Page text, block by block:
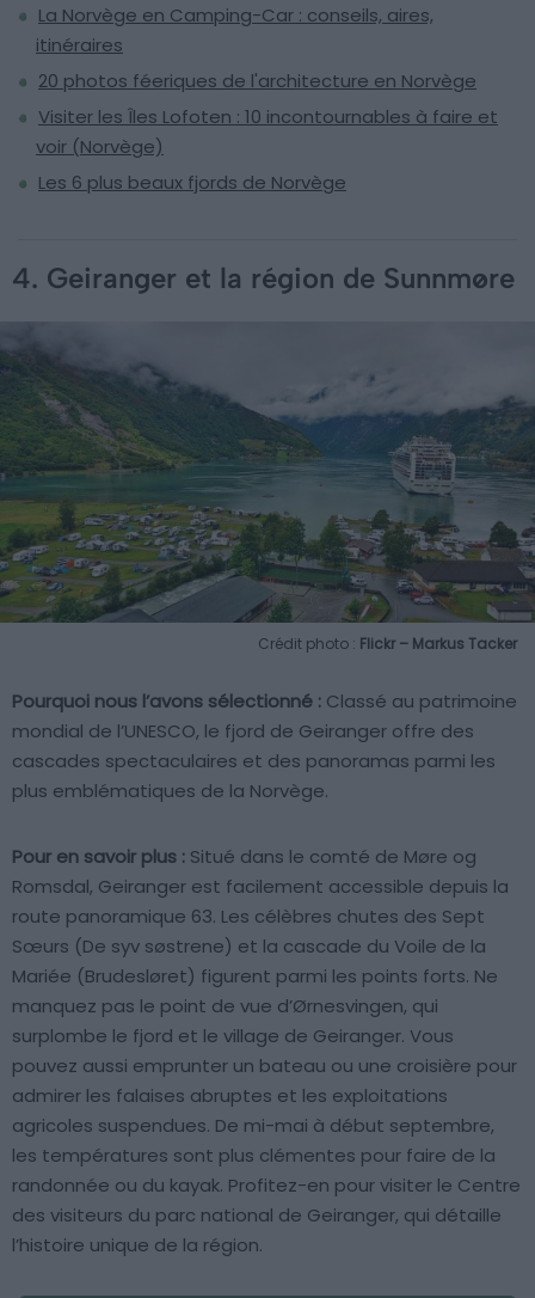
La Norvège en Camping-Car : conseils, aires,
itinéraires
20 photos féeriques de l'architecture en Norvège
Visiter les Îles Lofoten : 10 incontournables à faire et
voir (Norvège)
Les 6 plus beaux fjords de Norvège
4. Geiranger et la région de Sunnmøre
Crédit photo : Flickr – Markus Tacker
Pourquoi nous l’avons sélectionné : Classé au patrimoine
mondial de l’UNESCO, le fjord de Geiranger offre des
cascades spectaculaires et des panoramas parmi les
plus emblématiques de la Norvège.
Pour en savoir plus : Situé dans le comté de Møre og
Romsdal, Geiranger est facilement accessible depuis la
route panoramique 63. Les célèbres chutes des Sept
Sœurs (De syv søstrene) et la cascade du Voile de la
Mariée (Brudesløret) figurent parmi les points forts. Ne
manquez pas le point de vue d’Ørnesvingen, qui
surplombe le fjord et le village de Geiranger. Vous
pouvez aussi emprunter un bateau ou une croisière pour
admirer les falaises abruptes et les exploitations
agricoles suspendues. De mi-mai à début septembre,
les températures sont plus clémentes pour faire de la
randonnée ou du kayak. Profitez-en pour visiter le Centre
des visiteurs du parc national de Geiranger, qui détaille
l’histoire unique de la région.